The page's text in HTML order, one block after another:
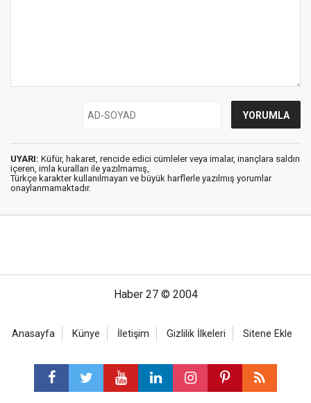
UYARI: Küfür, hakaret, rencide edici cümleler veya imalar, inançlara saldırı
içeren, imla kuralları ile yazılmamış,
Türkçe karakter kullanılmayan ve büyük harflerle yazılmış yorumlar
onaylanmamaktadır.
Haber 27 © 2004
Anasayfa Künye İletişim Gizlilik İlkeleri Sitene Ekle